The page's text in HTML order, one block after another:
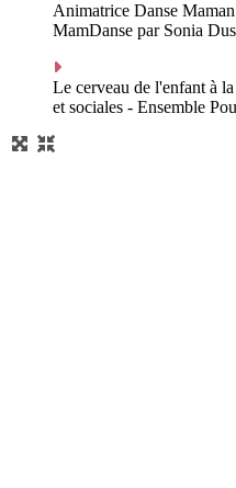
Animatrice Danse
MamDanse par Sonia
Le cerveau de l'enfant à
et sociales - Ensemble